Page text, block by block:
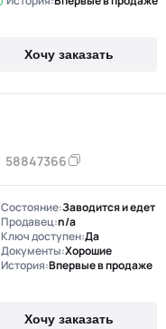
Хочу заказать
58847366
Состояние:Заводится и едет
Продавец:n/a
Ключ доступен:Да
Документы:Хорошие
История:Впервые в продаже
Хочу заказать